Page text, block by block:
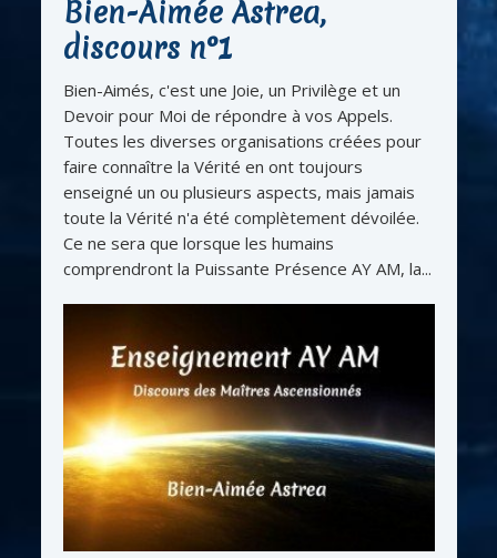
Bien-Aimée Astrea,
discours n°1
Bien-Aimés, c'est une Joie, un Privilège et un
Devoir pour Moi de répondre à vos Appels.
Toutes les diverses organisations créées pour
faire connaître la Vérité en ont toujours
enseigné un ou plusieurs aspects, mais jamais
toute la Vérité n'a été complètement dévoilée.
Ce ne sera que lorsque les humains
comprendront la Puissante Présence AY AM, la...